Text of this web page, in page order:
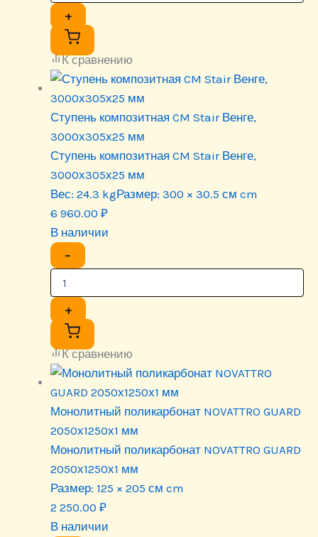
+
К сравнению
Ступень композитная CM Stair Венге,
3000х305х25 мм
Ступень композитная CM Stair Венге,
3000х305х25 мм
Вес: 24.3 kgРазмер: 300 × 30.5 см cm
6 960.00 ₽
В наличии
−
+
К сравнению
Монолитный поликарбонат NOVATTRO GUARD
2050х1250х1 мм
Монолитный поликарбонат NOVATTRO GUARD
2050х1250х1 мм
Размер: 125 × 205 см cm
2 250.00 ₽
В наличии